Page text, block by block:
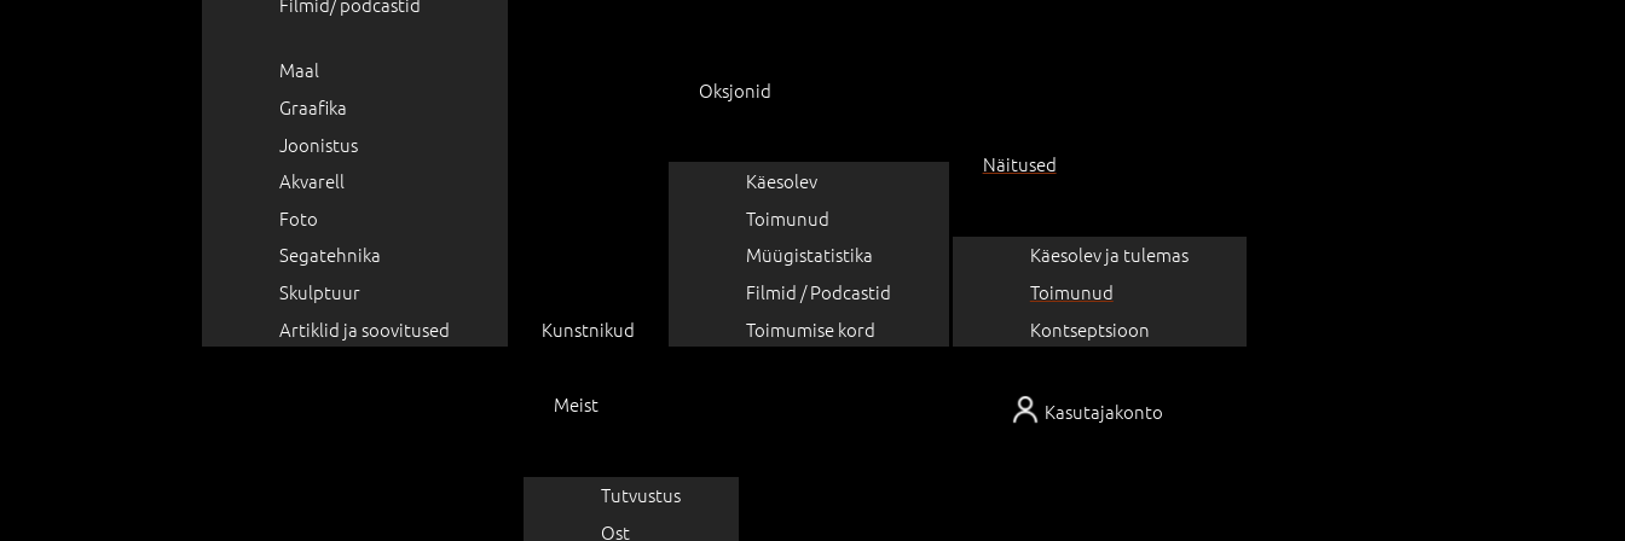
Kasutajakonto
Maal
Graafika
Joonistus
Akvarell
Foto
Segatehnika
Skulptuur
Artiklid ja soovitused
Kunstnikud
Oksjonid
Käesolev
Toimunud
Müügistatistika
Filmid / Podcastid
Toimumise kord
Näitused
Käesolev ja tulemas
Toimunud
Kontseptsioon
Meist
Tutvustus
Ost